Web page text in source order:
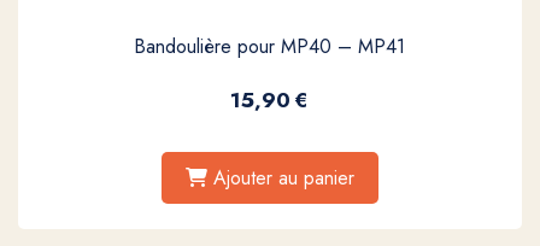
Bandoulière pour MP40 – MP41
15,90€
Ajouter au panier